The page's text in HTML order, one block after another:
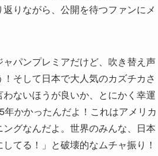
りながら、公開を待つファンにメ
パンプレミアだけど、吹き替え声
そして日本で大人気のカズチカさ
ないほうが良いか、とにかく幸運
かかったんだよ！これはアメリカ
グなんだよ。世界のみんな、日本
てる！」と破壊的なムチャ振り！